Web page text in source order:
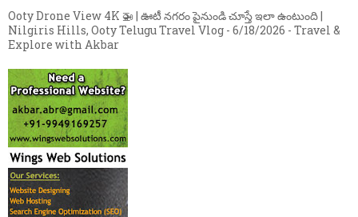
Ooty Drone View 4K 🚁 | ఊటీ నగరం పైనుండి చూస్తే ఇలా ఉంటుంది |
Nilgiris Hills, Ooty Telugu Travel Vlog - 6/18/2026 - Travel &
Explore with Akbar